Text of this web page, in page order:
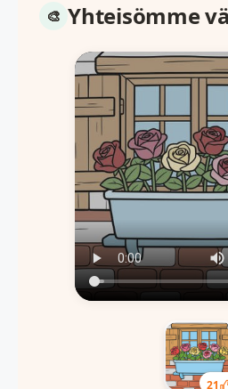
Yhteisömme
21